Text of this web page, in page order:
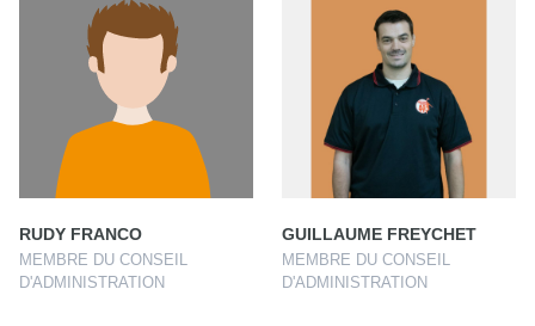
RUDY FRANCO
MEMBRE DU CONSEIL
D'ADMINISTRATION
GUILLAUME FREYCHET
MEMBRE DU CONSEIL
D'ADMINISTRATION